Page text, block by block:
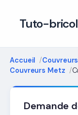
Tuto-
Accueil Couvreurs
Couvreurs Metz
Demande